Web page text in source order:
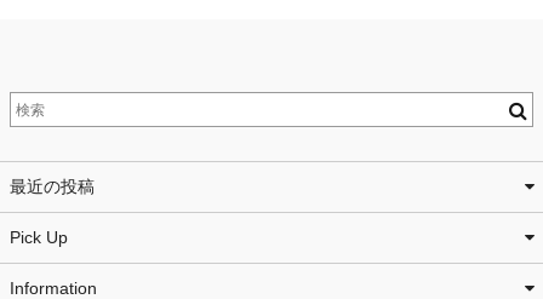
最近の投稿
Pick Up
Information